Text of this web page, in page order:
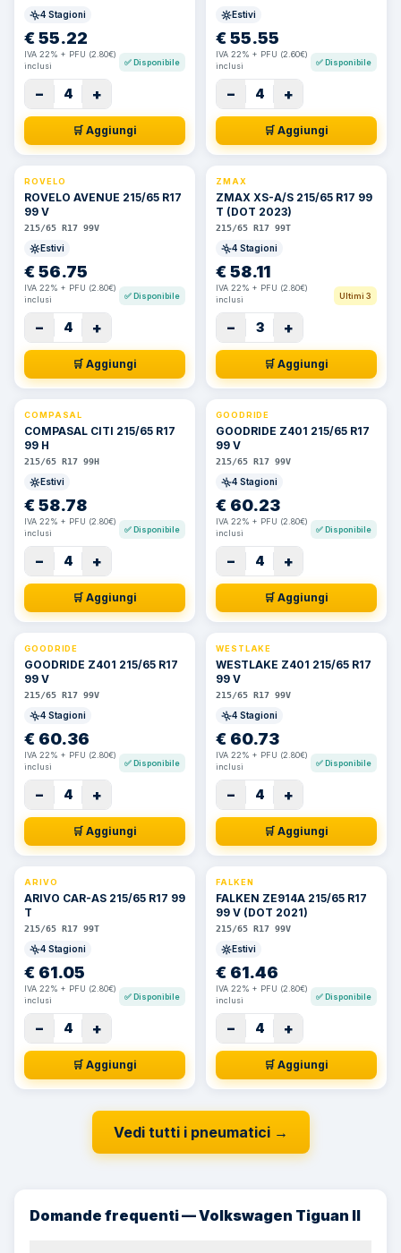
4 Stagioni
€55.22
IVA 22% + PFU (2.80€)
inclusi
✅Disponibile
− 4 +
🛒 Aggiungi
Estivi
€55.55
IVA 22% + PFU (2.60€)
inclusi
✅Disponibile
− 4 +
🛒 Aggiungi
ROVELO
ROVELO AVENUE 215/65 R17
99 V
215/65 R17 99V
Estivi
€56.75
IVA 22% + PFU (2.80€)
inclusi
✅Disponibile
− 4 +
🛒 Aggiungi
ZMAX
ZMAX XS-A/S 215/65 R17 99
T (DOT 2023)
215/65 R17 99T
4 Stagioni
€58.11
IVA 22% + PFU (2.80€)
inclusi
Ultimi 3
− 3 +
🛒 Aggiungi
COMPASAL
COMPASAL CITI 215/65 R17
99 H
215/65 R17 99H
Estivi
€58.78
IVA 22% + PFU (2.80€)
inclusi
✅Disponibile
− 4 +
🛒 Aggiungi
GOODRIDE
GOODRIDE Z401 215/65 R17
99 V
215/65 R17 99V
4 Stagioni
€ 60.23
IVA 22% + PFU (2.80€)
inclusi
✅Disponibile
− 4 +
🛒 Aggiungi
GOODRIDE
GOODRIDE Z401 215/65 R17
99 V
215/65 R17 99V
4 Stagioni
€ 60.36
IVA 22% + PFU (2.80€)
inclusi
✅Disponibile
− 4 +
🛒 Aggiungi
WESTLAKE
WESTLAKE Z401 215/65 R17
99 V
215/65 R17 99V
4 Stagioni
€ 60.73
IVA 22% + PFU (2.80€)
inclusi
✅Disponibile
− 4 +
🛒 Aggiungi
ARIVO
ARIVO CAR-AS 215/65 R17 99
T
215/65 R17 99T
4 Stagioni
€ 61.05
IVA 22% + PFU (2.80€)
inclusi
✅Disponibile
− 4 +
🛒 Aggiungi
FALKEN
FALKEN ZE914A 215/65 R17
99 V (DOT 2021)
215/65 R17 99V
Estivi
€ 61.46
IVA 22% + PFU (2.80€)
inclusi
✅Disponibile
− 4 +
🛒 Aggiungi
Vedi tutti i pneumatici→
Domande frequenti — Volkswagen Tiguan II